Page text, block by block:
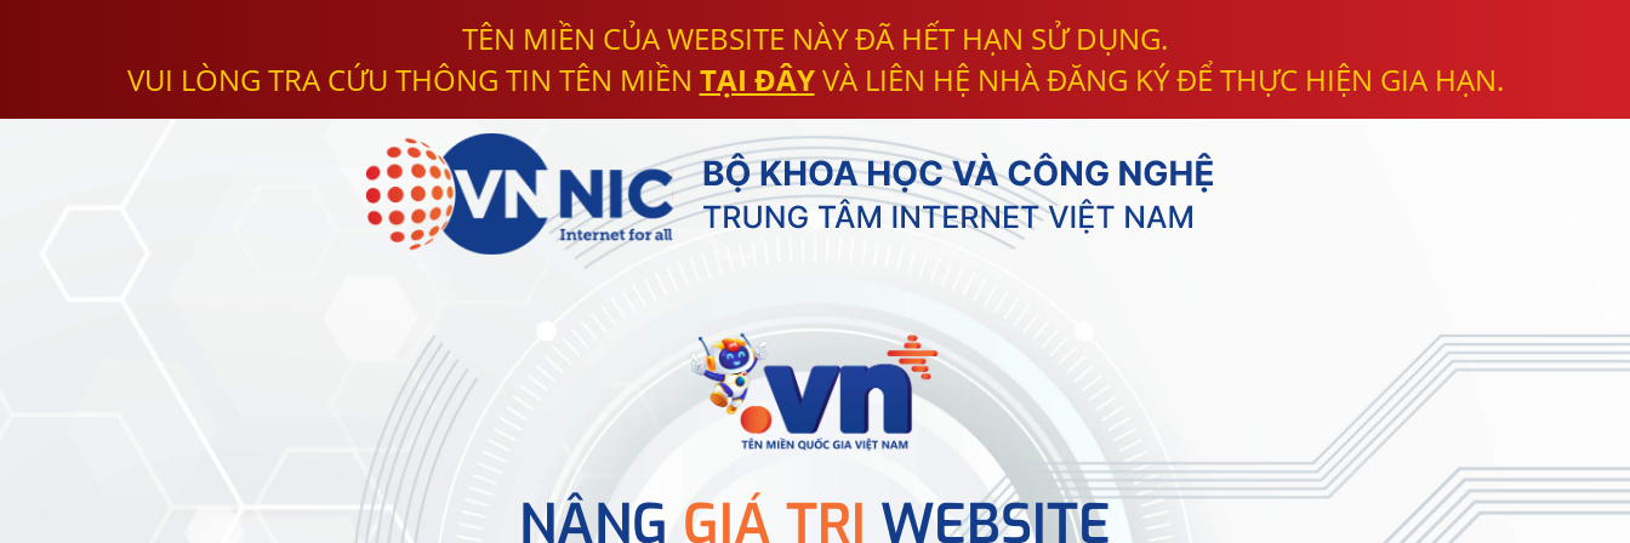
TÊN MIỀN CỦA WEBSITE NÀY ĐÃ HẾT HẠN SỬ DỤNG.
VUI LÒNG TRA CỨU THÔNG TIN TÊN MIỀN TẠI ĐÂYVÀ LIÊN HỆ NHÀ ĐĂNG KÝ ĐỂ THỰC HIỆN GIA HẠN.
NÂNG GIÁ TRỊ WEBSITE